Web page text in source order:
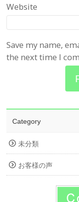
Website
Save my name,
the next time I
Category
未分類
お客様の声